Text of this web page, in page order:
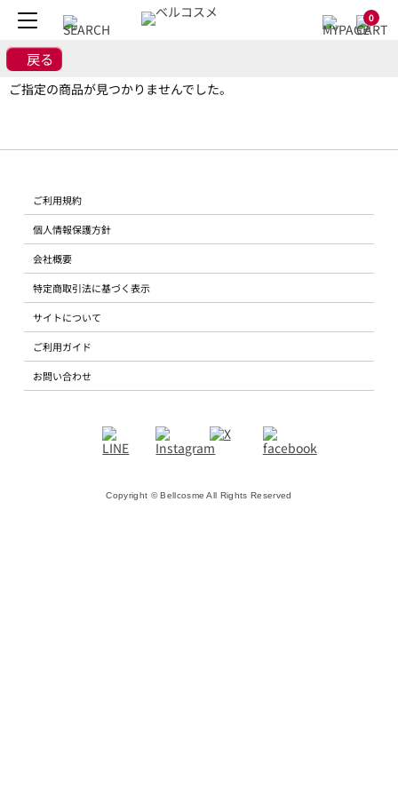
0
戻る
ご指定の商品が見つかりませんでした。
ご利用規約
個人情報保護方針
会社概要
特定商取引法に基づく表示
サイトについて
ご利用ガイド
お問い合わせ
Copyright © Bellcosme All Rights Reserved